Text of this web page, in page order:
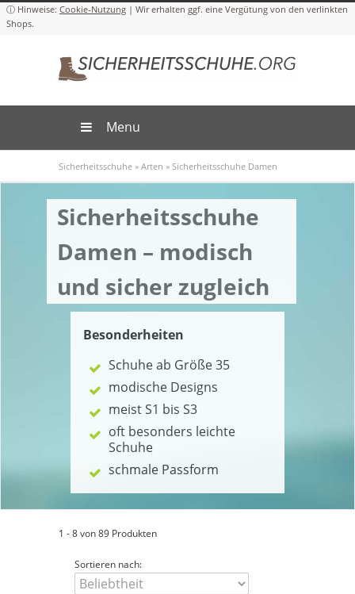
Cookie-Nutzung
Menu
Sicherheitsschuhe » Arten » Sicherheitsschuhe Damen
Sicherheitsschuhe
Damen – modisch
und sicher zugleich
Besonderheiten
Schuhe ab Größe 35
modische Designs
meist S1 bis S3
oft besonders leichte
Schuhe
schmale Passform
1 - 8 von 89 Produkten
Sortieren nach: